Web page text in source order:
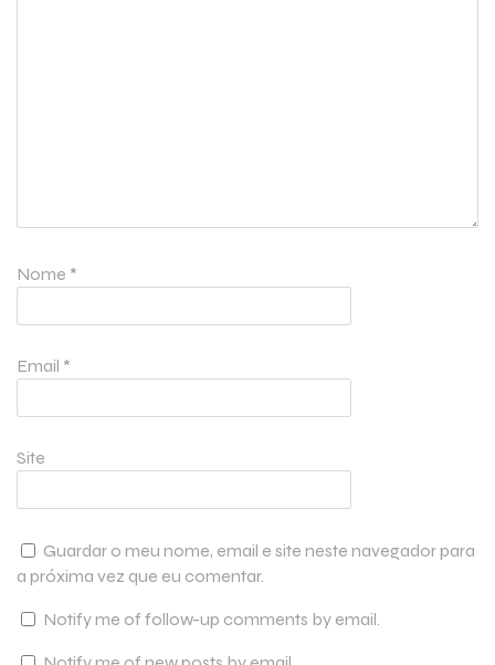
Nome *
Email *
Site
Guardar o meu nome, email e site neste navegador para
a próxima vez que eu comentar.
Notify me of follow-up comments by email.